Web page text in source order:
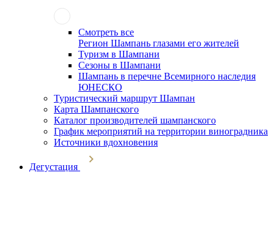
Смотреть все
Регион Шампань глазами его жителей
Туризм в Шампани
Сезоны в Шампани
Шампань в перечне Всемирного наследия
ЮНЕСКО
Туристический маршрут Шампан
Карта Шампанского
Каталог производителей шампанского
График мероприятий на территории виноградника
Источники вдохновения
Дегустация